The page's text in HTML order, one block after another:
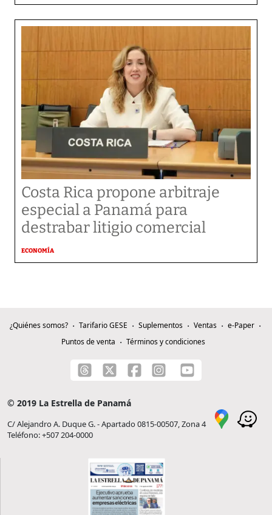
Costa Rica propone arbitraje
especial a Panamá para
destrabar litigio comercial
ECONOMÍA
¿Quiénes somos? Tarifario GESE Suplementos Ventas
e-Paper
Puntos de venta
Términos y condiciones
© 2019 La Estrella de Panamá
C/ Alejandro A. Duque G. - Apartado 0815-00507, Zona 4
Teléfono: +507 204-0000